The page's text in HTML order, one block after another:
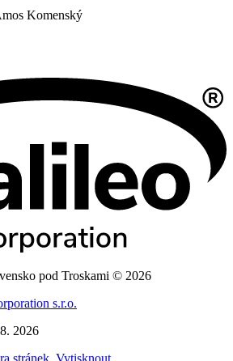
Komenský
pod Troskami © 2026
s.r.o.
2026
stránek Vytisknout